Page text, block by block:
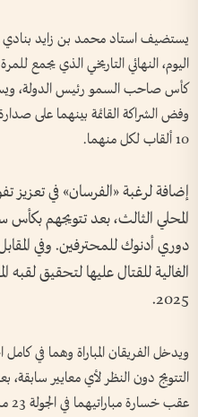
يستضيف استاد محمد بن زايد بنادي
اليوم، النهائي التاريخي الذي يجمع
كأس صاحب السمو رئيس الدولة،
وفض الشراكة القائمة بينهما على
10 ألقاب لكل منهما.
إضافة لرغبة «الفرسان» في تعزيز
المحلي الثالث، بعد تتويجهم
دوري أدنوك للمحترفين. وفي
2025.
ويدخل الفريقان المباراة وهما في
التتويج دون النظر لأي معايير سابقة،